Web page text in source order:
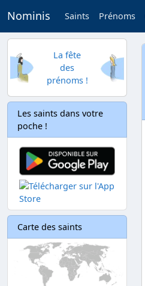
Nominis Saints Prénoms
La fête
des
prénoms !
Les saints dans votre
poche !
Carte des saints